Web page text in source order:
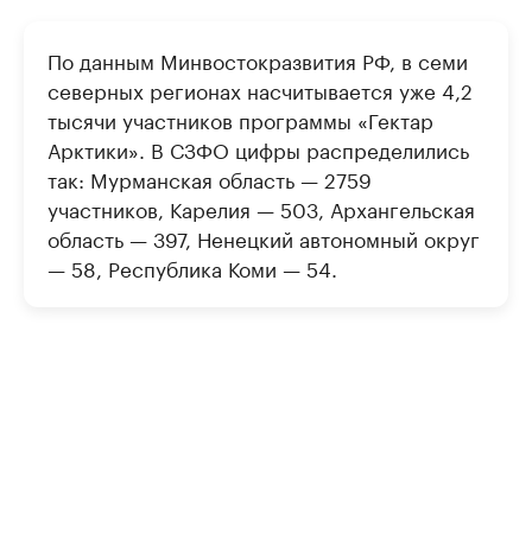
По данным Минвостокразвития РФ, в семи
северных регионах насчитывается уже 4,2
тысячи участников программы «Гектар
Арктики». В СЗФО цифры распределились
так: Мурманская область — 2759
участников, Карелия — 503, Архангельская
область — 397, Ненецкий автономный округ
— 58, Республика Коми — 54.